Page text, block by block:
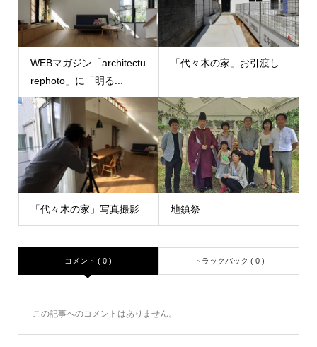
WEBマガジン「architectu
rephoto」に「明る...
「代々木の家」お引渡し
「代々木の家」写真撮影 地鎮祭
コメント ( 0 ) トラックバック ( 0 )
この記事へのコメントはありません。